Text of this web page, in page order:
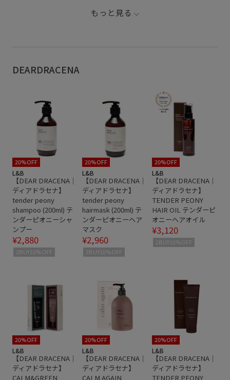
もっと見る
DEARDRACENA
20%OFF
L&B
【DEAR DRACENA｜
ディアドラセナ】
tender peony
shampoo (200ml) テ
ンダーピオニーシャ
ンプー
¥2,880
2BUY10%OFF
20%OFF
L&B
【DEAR DRACENA｜
ディアドラセナ】
tender peony
hairmask (200ml) テ
ンダーピオニーヘア
マスク
¥2,960
2BUY10%OFF
20%OFF
L&B
【DEAR DRACENA｜
ディアドラセナ】
TENDER PEONY
HAIR OIL テンダーピ
オニーヘアオイル
¥3,120
2BUY10%OFF
20%OFF
L&B
【DEAR DRACENA｜
ディアドラセナ】
CALM&GREEN
20%OFF
L&B
【DEAR DRACENA｜
ディアドラセナ】
CALM AGAIN
20%OFF
L&B
【DEAR DRACENA｜
ディアドラセナ】
TENDER PEONY